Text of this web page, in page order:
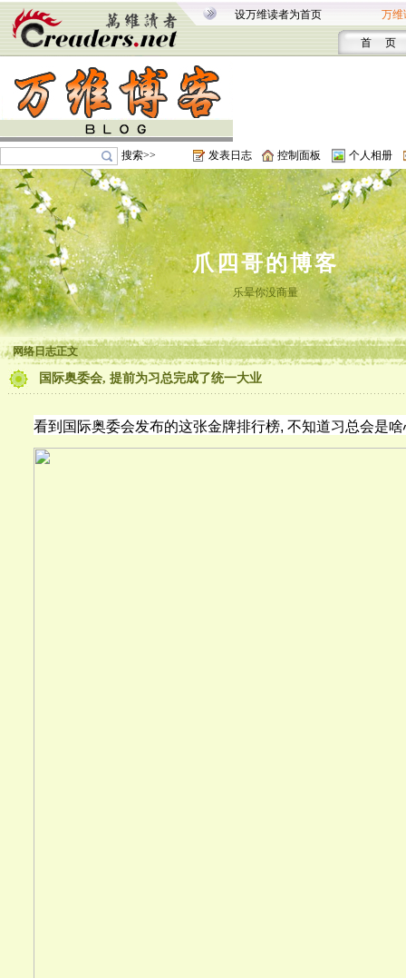
设万维读者为首页 万维
首 页
搜索>> 发表日志 控制面板 个人相册
爪四哥的博客
乐晕你没商量
网络日志正文
国际奥委会, 提前为习总完成了统一大业
看到国际奥委会发布的这张金牌排行榜, 不知道习总会是啥